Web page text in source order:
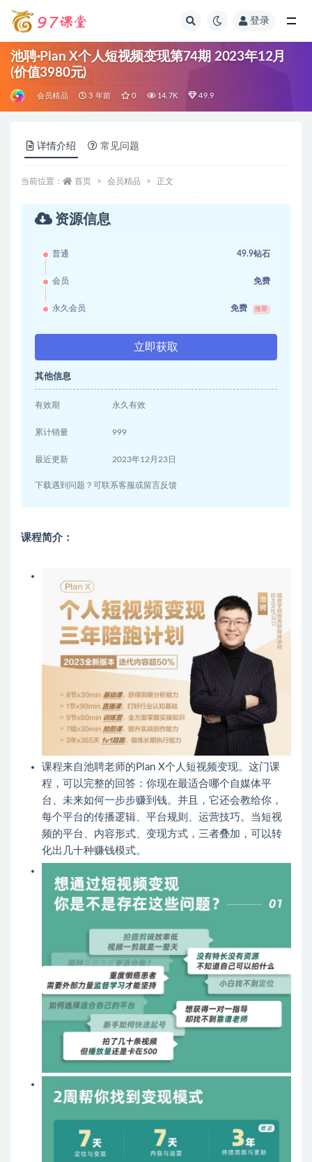
登录
池聘·Plan X个人短视频变现第74期 2023年12月
(价值3980元)
会员精品 3 年前 0 14.7K 49.9
详情介绍 常见问题
当前位置： 首页 会员精品 正文
资源信息
普通 49.9钻石
会员 免费
永久会员 免费 推荐
立即获取
其他信息
有效期 永久有效
累计销量 999
最近更新 2023年12月23日
下载遇到问题？可联系客服或留言反馈
课程简介：
课程来自池聘老师的Plan X个人短视频变现。这门课
程，可以完整的回答：你现在最适合哪个自媒体平
台、未来如何一步步赚到钱。并且，它还会教给你，
每个平台的传播逻辑、平台规则、运营技巧。当短视
频的平台、内容形式、变现方式，三者叠加，可以转
化出几十种赚钱模式。